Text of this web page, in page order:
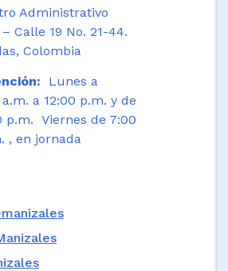
Administrativo
Calle 19 No. 21-44.
Colombia
Lunes a
a 12:00 p.m. y de
p.m. Viernes de 7:00
, en jornada